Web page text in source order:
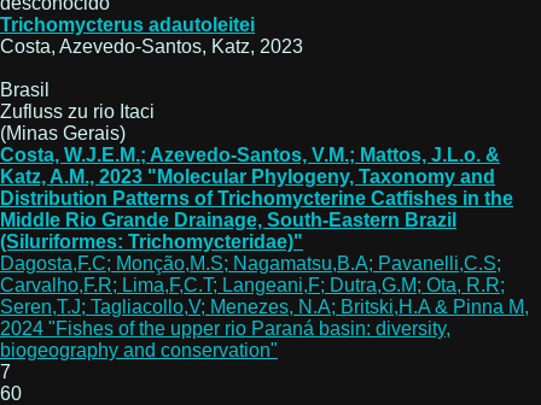
Trichomycterus adautoleitei
Costa, Azevedo-Santos, Katz, 2023
Brasil
Zufluss zu rio Itaci
(Minas Gerais)
Costa, W.J.E.M.; Azevedo-Santos, V.M.; Mattos, J.L.o. &
Katz, A.M., 2023 "Molecular Phylogeny, Taxonomy and
Distribution Patterns of Trichomycterine Catfishes in the
Middle Rio Grande Drainage, South-Eastern Brazil
(Siluriformes: Trichomycteridae)"
Dagosta,F.C; Monção,M.S; Nagamatsu,B.A; Pavanelli,C.S;
Carvalho,F.R; Lima,F,C.T; Langeani,F; Dutra,G.M; Ota, R.R;
Seren,T.J; Tagliacollo,V; Menezes, N.A; Britski,H.A & Pinna M,
2024 "Fishes of the upper rio Paraná basin: diversity,
biogeography and conservation"
7
60